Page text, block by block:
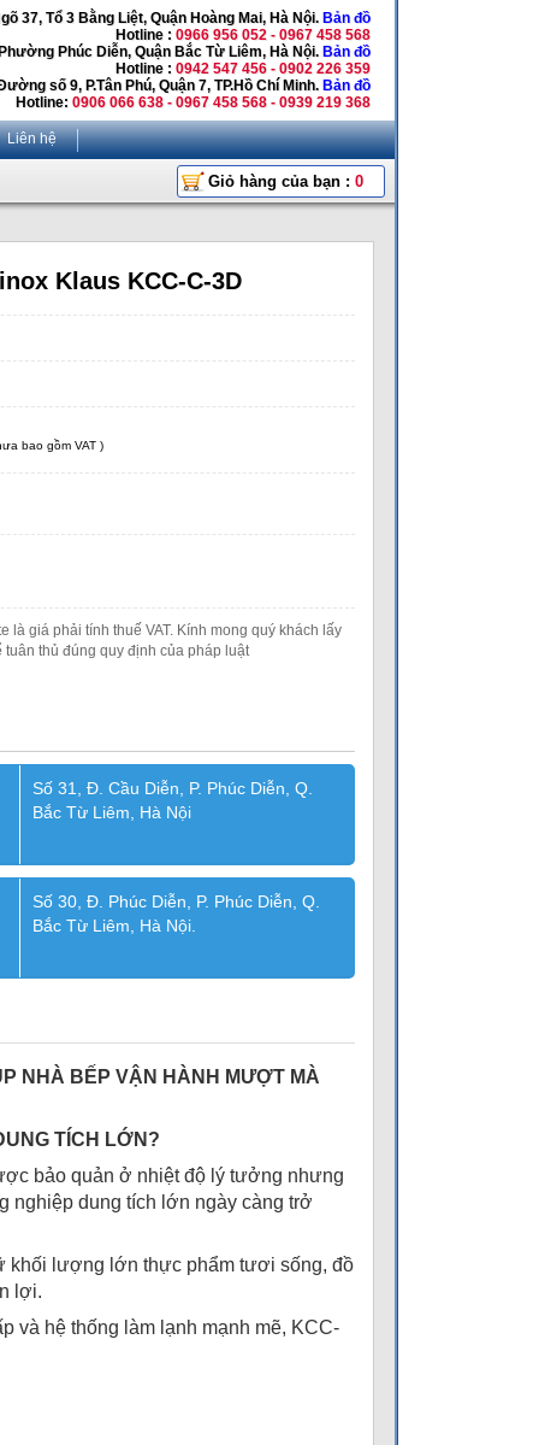
37, Tổ 3 Bằng Liệt, Quận Hoàng Mai, Hà Nội. Bản đồ
Hotline : 0966 956 052 - 0967 458 568
Phúc Diễn, Quận Bắc Từ Liêm, Hà Nội. Bản đồ
Hotline : 0942 547 456 - 0902 226 359
số 9, P.Tân Phú, Quận 7, TP.Hồ Chí Minh. Bản đồ
Hotline: 0906 066 638 - 0967 458 568 - 0939 219 368
Liên hệ
Giỏ hàng của bạn : 0
Klaus KCC-C-3D
bao gồm VAT )
là giá phải tính thuế VAT. Kính mong quý khách lấy
thủ đúng quy định của pháp luật
Số 31, Đ. Cầu Diễn, P. Phúc Diễn, Q.
Bắc Từ Liêm, Hà Nội
Số 30, Đ. Phúc Diễn, P. Phúc Diễn, Q.
Bắc Từ Liêm, Hà Nội.
NHÀ BẾP VẬN HÀNH MƯỢT MÀ
TÍCH LỚN?
bảo quản ở nhiệt độ lý tưởng nhưng
nghiệp dung tích lớn ngày càng trở
lượng lớn thực phẩm tươi sống, đồ
lợi.
và hệ thống làm lạnh mạnh mẽ, KCC-